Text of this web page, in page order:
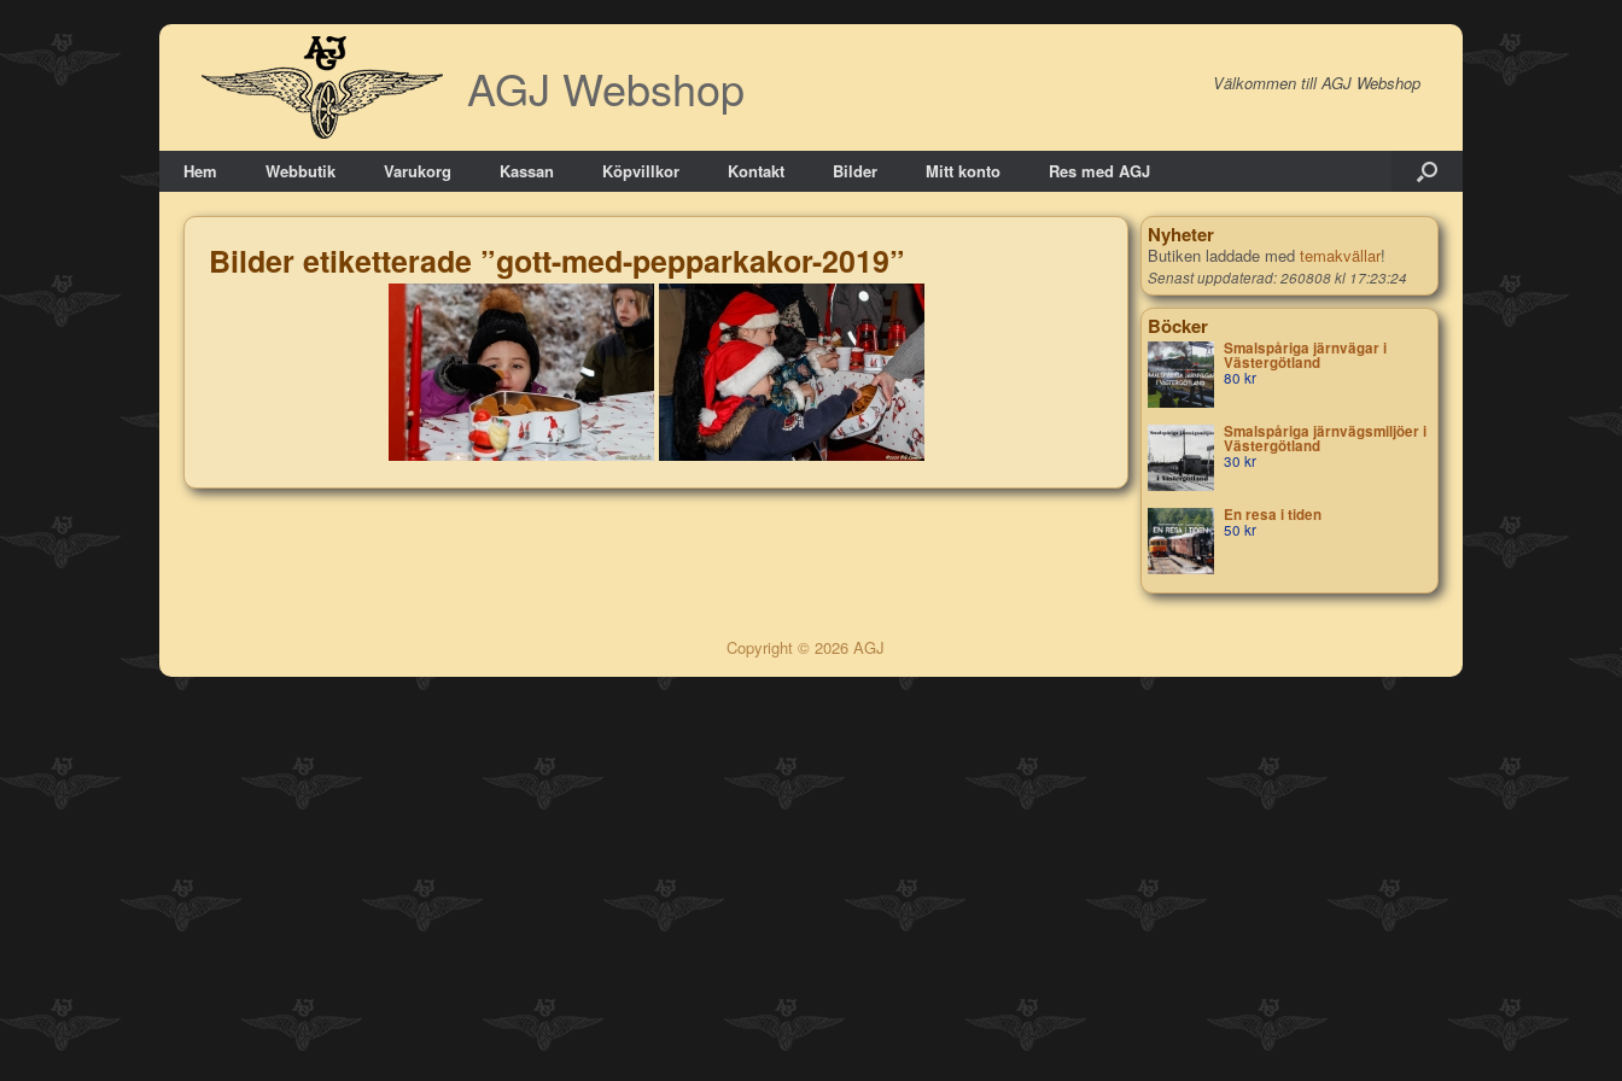
Skip
content
AGJ Webshop Välkommen till AGJ Webshop
Hem Webbutik Varukorg Kassan Köpvillkor Kontakt Bilder Mitt konto Res med AGJ
Bilder etiketterade ”gott-med-pepparkakor-2019”
Nyheter
Butiken laddade med temakvällar!
Senast uppdaterad: 260808 kl 17:23:24
Böcker
Smalspåriga järnvägar i
Västergötland
80 kr
Smalspåriga järnvägsmiljöer i
Västergötland
30 kr
En resa i tiden
50 kr
Copyright © 2026 AGJ